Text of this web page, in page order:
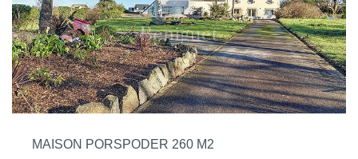
MAISON PORSPODER 260 M2